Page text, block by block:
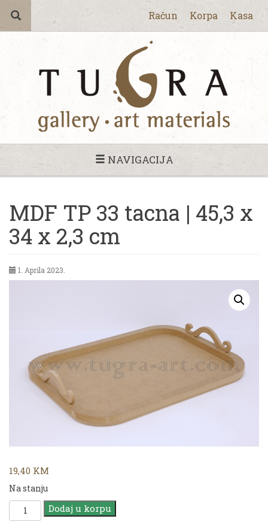
Račun Korpa Kasa
NAVIGACIJA
MDF TP 33 tacna | 45,3 x
34 x 2,3 cm
1. Aprila 2023.
19,40 KM
Na stanju
MDF
TP
Dodaj u korpu